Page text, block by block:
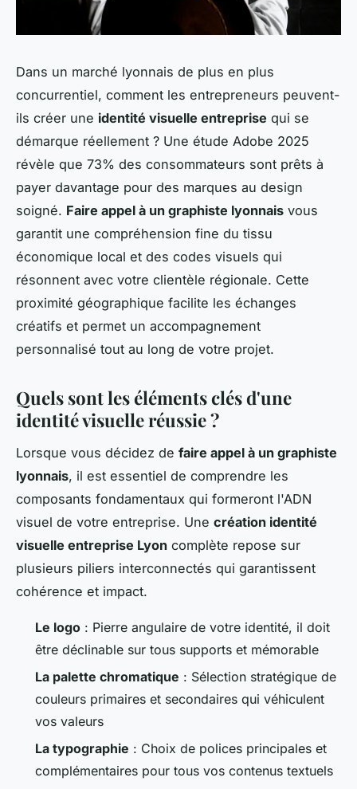
Dans un marché lyonnais de plus en plus
concurrentiel, comment les entrepreneurs peuvent-
ils créer une identité visuelle entreprise qui se
démarque réellement ? Une étude Adobe 2025
révèle que 73% des consommateurs sont prêts à
payer davantage pour des marques au design
soigné. Faire appel à un graphiste lyonnais vous
garantit une compréhension fine du tissu
économique local et des codes visuels qui
résonnent avec votre clientèle régionale. Cette
proximité géographique facilite les échanges
créatifs et permet un accompagnement
personnalisé tout au long de votre projet.
Quels sont les éléments clés d'une
identité visuelle réussie ?
Lorsque vous décidez de faire appel à un graphiste
lyonnais, il est essentiel de comprendre les
composants fondamentaux qui formeront l'ADN
visuel de votre entreprise. Une création identité
visuelle entreprise Lyon complète repose sur
plusieurs piliers interconnectés qui garantissent
cohérence et impact.
Le logo : Pierre angulaire de votre identité, il doit
être déclinable sur tous supports et mémorable
La palette chromatique : Sélection stratégique de
couleurs primaires et secondaires qui véhiculent
vos valeurs
La typographie : Choix de polices principales et
complémentaires pour tous vos contenus textuels